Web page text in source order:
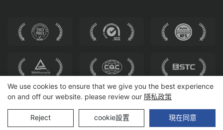
版權所有 © 2025 和威座椅 | 網站地圖
We use cookies to ensure that we give you the best experience
on and off our website. please review our 隱私政策
Reject cookie設置 現在同意